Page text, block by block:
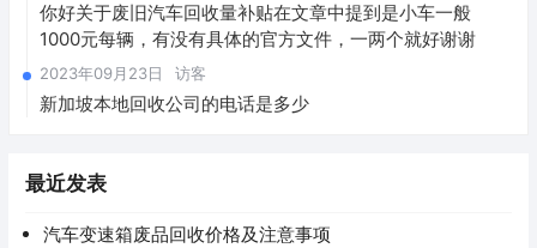
你好关于废旧汽车回收量补贴在文章中提到是小车一般
1000元每辆，有没有具体的官方文件，一两个就好谢谢
2023年09月23日 访客
新加坡本地回收公司的电话是多少
最近发表
汽车变速箱废品回收价格及注意事项